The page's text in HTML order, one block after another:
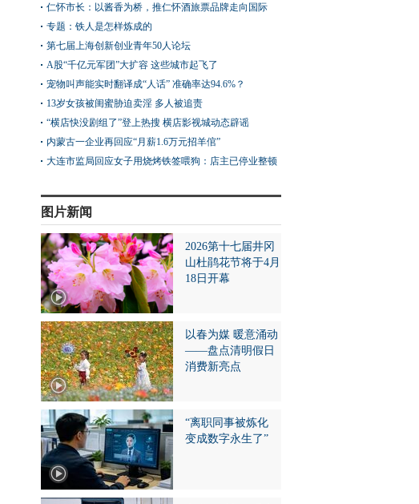
仁怀市长：以酱香为桥，推仁怀酒旅票品牌走向国际
专题：铁人是怎样炼成的
第七届上海创新创业青年50人论坛
A股“千亿元军团”大扩容 这些城市起飞了
宠物叫声能实时翻译成“人话” 准确率达94.6%？
13岁女孩被闺蜜胁迫卖淫 多人被追责
“横店快没剧组了”登上热搜 横店影视城动态辟谣
内蒙古一企业再回应“月薪1.6万元招羊倌”
大连市监局回应女子用烧烤铁签喂狗：店主已停业整顿
图片新闻
2026第十七届井冈
山杜鹃花节将于4月
18日开幕
以春为媒 暖意涌动
——盘点清明假日
消费新亮点
“离职同事被炼化
变成数字永生了”